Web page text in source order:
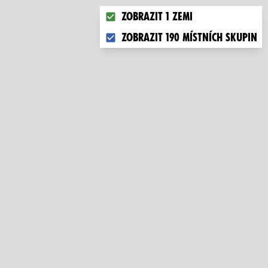
Choose what you want to display
Zobrazit 1 zemi
Zobrazit 190 místních skupin